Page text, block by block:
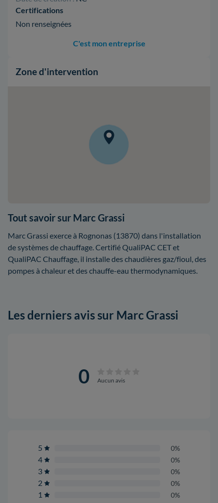
Certifications
Non renseignées
C'est mon entreprise
Zone d'intervention
Tout savoir sur Marc Grassi
Marc Grassi exerce à Rognonas (13870) dans l'installation
de systèmes de chauffage. Certifié QualiPAC CET et
QualiPAC Chauffage, il installe des chaudières gaz/fioul, des
pompes à chaleur et des chauffe-eau thermodynamiques.
Les derniers avis sur Marc Grassi
0 Aucun avis
5 0%
4 0%
3 0%
2 0%
1 0%